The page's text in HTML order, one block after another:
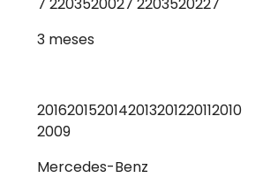
3 meses
2016201520142013201220112010
2009
Mercedes-Benz